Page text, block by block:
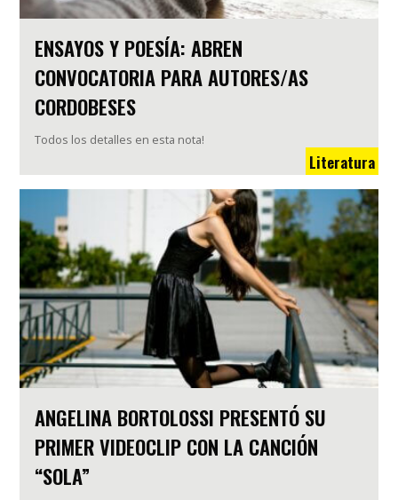
ENSAYOS Y POESÍA: ABREN
CONVOCATORIA PARA AUTORES/AS
CORDOBESES
Todos los detalles en esta nota!
Literatura
ANGELINA BORTOLOSSI PRESENTÓ SU
PRIMER VIDEOCLIP CON LA CANCIÓN
“SOLA”